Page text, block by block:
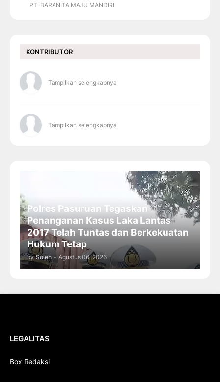
PT. BARANITA MAJU MANDIRI
KONTRIBUTOR
Tampilkan selengkapnya
Tampilkan selengkapnya
Polres Pasuruan Tegaskan
Penanganan Kasus Laka Lantas
2017 Telah Tuntas dan Berkekuatan
Hukum Tetap
by Soleh - Agustus 06, 2026
LEGALITAS
Box Redaksi